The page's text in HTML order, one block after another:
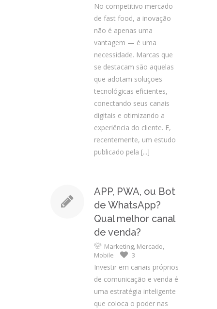
No competitivo mercado
de fast food, a inovação
não é apenas uma
vantagem — é uma
necessidade. Marcas que
se destacam são aquelas
que adotam soluções
tecnológicas eficientes,
conectando seus canais
digitais e otimizando a
experiência do cliente. E,
recentemente, um estudo
publicado pela [...]
APP, PWA, ou Bot
de WhatsApp?
Qual melhor canal
de venda?
Marketing, Mercado,
Mobile
3
Investir em canais próprios
de comunicação e venda é
uma estratégia inteligente
que coloca o poder nas